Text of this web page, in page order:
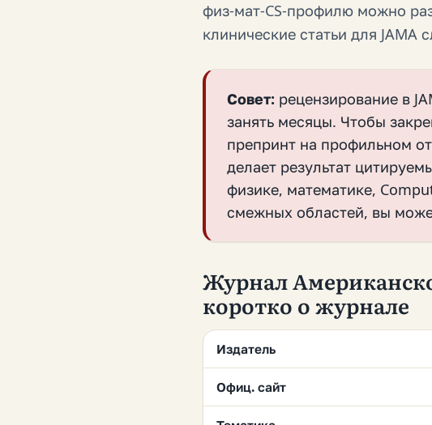
физ-мат-CS-профилю можно
клинические статьи для JAMA
Совет: рецензирование в
занять месяцы. Чтобы
препринт на профильном
делает результат
физике, математике,
смежных областей, вы
Журнал
коротко о журнале
Издатель
Офиц. сайт